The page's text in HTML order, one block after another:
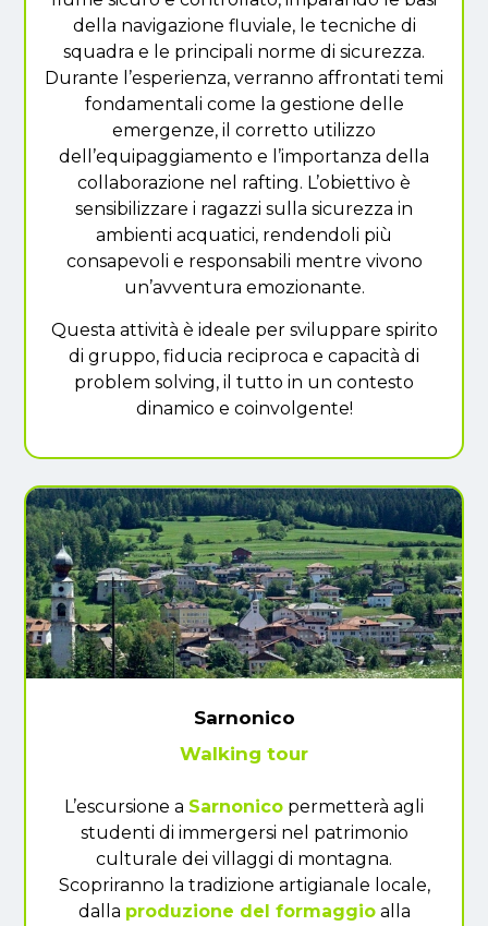
della navigazione fluviale, le tecniche di
squadra e le principali norme di sicurezza.
Durante l’esperienza, verranno affrontati temi
fondamentali come la gestione delle
emergenze, il corretto utilizzo
dell’equipaggiamento e l’importanza della
collaborazione nel rafting. L’obiettivo è
sensibilizzare i ragazzi sulla sicurezza in
ambienti acquatici, rendendoli più
consapevoli e responsabili mentre vivono
un’avventura emozionante.
Questa attività è ideale per sviluppare spirito
di gruppo, fiducia reciproca e capacità di
problem solving, il tutto in un contesto
dinamico e coinvolgente!
Sarnonico
Walking tour
L’escursione a Sarnonico permetterà agli
studenti di immergersi nel patrimonio
culturale dei villaggi di montagna.
Scopriranno la tradizione artigianale locale,
dalla produzione del formaggioalla